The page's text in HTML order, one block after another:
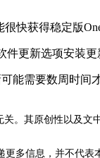
获得稳定版One
新选项安装更
需要数周时间
。其原创性以及
多信息，并不代